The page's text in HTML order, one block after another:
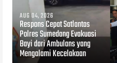
AUG 04, 2026
Respons Cepat Satlantas
Polres Sumedang Evakuasi
Bayi dari Ambulans yang
Mengalami Kecelakaan